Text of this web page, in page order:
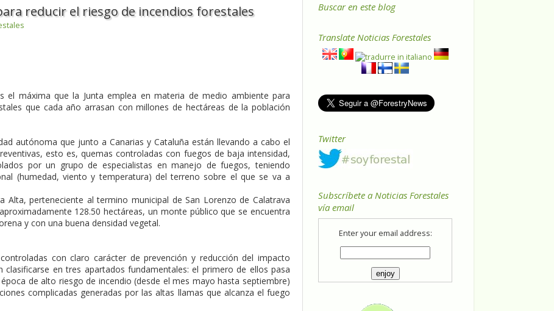
reducir el riesgo de incendios forestales
el máxima que la Junta emplea en materia de medio ambiente para
que cada año arrasan con millones de hectáreas de la población
autónoma que junto a Canarias y Cataluña están llevando a cabo el
esto es, quemas controladas con fuegos de baja intensidad,
por un grupo de especialistas en manejo de fuegos, teniendo
(humedad, viento y temperatura) del terreno sobre el que se va a
Alta, perteneciente al termino municipal de San Lorenzo de Calatrava
128.50 hectáreas, un monte público que se encuentra
y con una buena densidad vegetal.
con claro carácter de prevención y reducción del impacto
en tres apartados fundamentales: el primero de ellos pasa
de alto riesgo de incendio (desde el mes mayo hasta septiembre)
complicadas generadas por las altas llamas que alcanza el fuego
Buscar en este blog
Translate Noticias Forestales
Twitter
Subscríbete a Noticias Forestales
vía email
Enter your email address: